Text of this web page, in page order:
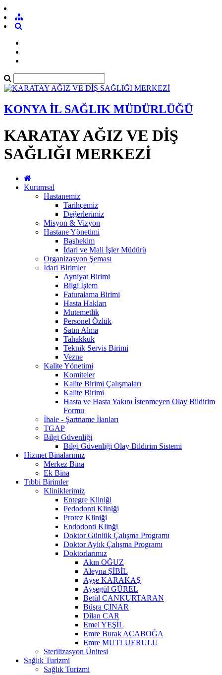
KONYA İL SAĞLIK MÜDÜRLÜĞÜ
KARATAY AĞIZ VE DİŞ
SAĞLIĞI MERKEZİ
Kurumsal
Hastanemiz
Tarihçemiz
Değerlerimiz
Misyon & Vizyon
Hastane Yönetimi
Başhekim
İdari ve Mali İşler Müdürü
Organizasyon Şeması
İdari Birimler
Ayniyat Birimi
Bilgi İşlem
Faturalama Birimi
Hasta Hakları
Mutemetlik
Personel Özlük
Satın Alma
Tahakkuk
Teknik Servis Birimi
Vezne
Kalite Yönetimi
Komiteler
Kalite Birimi Çalışmaları
Kalite Birimi
Hasta ve Hasta Yakını İstenmeyen Olay Bildirim
Formu
İhale - Şartname İlanları
TGAP
Bilgi Güvenliği
Bilgi Güvenliği Olay Bildirim Sistemi
Hizmet Binalarımız
Merkez Bina
Ek Bina
Tıbbi Birimler
Kliniklerimiz
Entegre Kliniği
Pedodonti Kliniği
Protez Kliniği
Endodonti Klinği
Doktor Günlük Çalışma Programı
Doktor Aylık Çalışma Programı
Doktorlarımız
Akın OĞUZ
Aleyna ŞİBİL
Ayşe KARAKAŞ
Ayşegül GÜREL
Betül CANKURTARAN
Büşra ÇINAR
Dilan CAR
Emel YEŞİL
Emre Burak ACABOĞA
Emre MUTLUERULU
Sterilizasyon Ünitesi
Sağlık Turizmi
Sağlık Turizmi